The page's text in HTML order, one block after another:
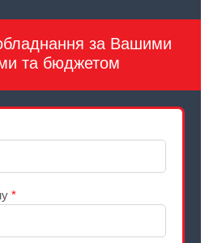
за Вашими
та бюджетом
*